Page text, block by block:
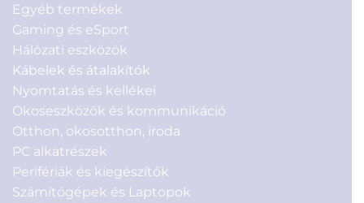
Egyéb termékek
Gaming és eSport
Hálózati eszközök
Kábelek és átalakítók
Nyomtatás és kellékei
Okoseszközök és kommunikáció
Otthon, okosotthon, iroda
PC alkatrészek
Perifériák és kiegészítők
Számítógépek és Laptopok